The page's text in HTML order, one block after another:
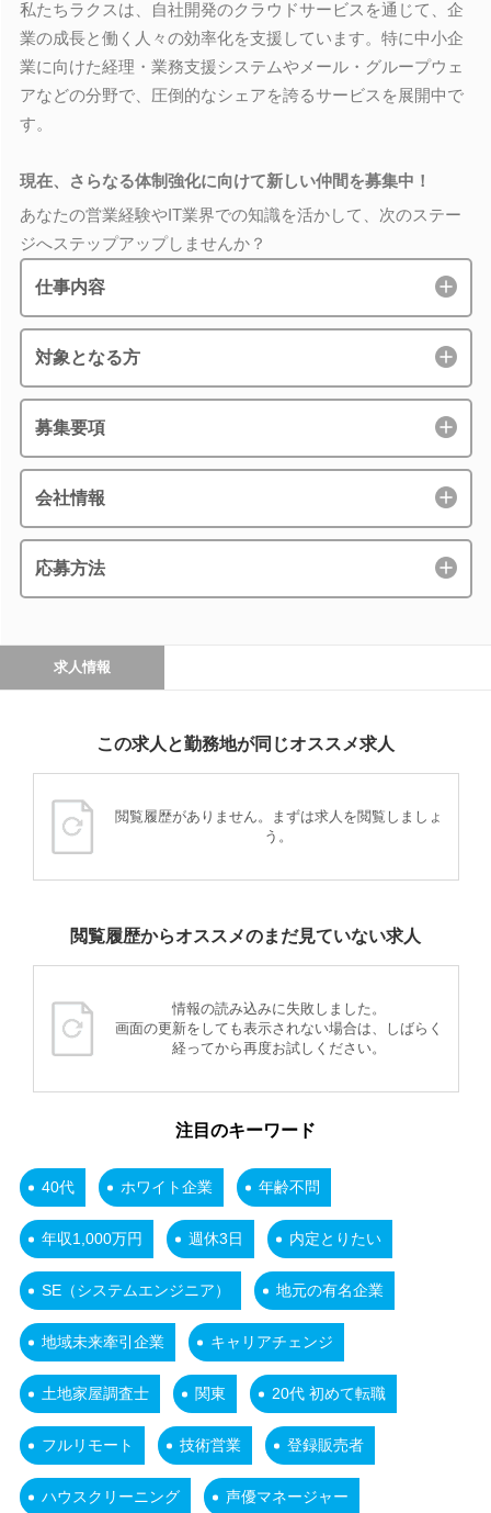
私たちラクスは、自社開発のクラウドサービスを通じて、企
業の成長と働く人々の効率化を支援しています。特に中小企
業に向けた経理・業務支援システムやメール・グループウェ
アなどの分野で、圧倒的なシェアを誇るサービスを展開中で
す。
現在、さらなる体制強化に向けて新しい仲間を募集中！
あなたの営業経験やIT業界での知識を活かして、次のステー
ジへステップアップしませんか？
仕事内容
対象となる方
募集要項
会社情報
応募方法
求人情報
この求人と勤務地が同じオススメ求人
閲覧履歴がありません。まずは求人を閲覧しましょ
う。
閲覧履歴からオススメのまだ見ていない求人
情報の読み込みに失敗しました。
画面の更新をしても表示されない場合は、しばらく
経ってから再度お試しください。
注目のキーワード
40代 ホワイト企業 年齢不問
年収1,000万円 週休3日 内定とりたい
SE（システムエンジニア） 地元の有名企業
地域未来牽引企業 キャリアチェンジ
土地家屋調査士 関東 20代 初めて転職
フルリモート 技術営業 登録販売者
ハウスクリーニング 声優マネージャー